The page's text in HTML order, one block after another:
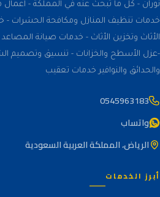
نوران - كل ما تبحث عنه في المملكة - اعمال
خدمات تنظيف المنازل ومكافحة الحشرات -
الأثاث وتخزين الأثاث - خدمات صيانة المصاعد
-عزل الأسطح والخزانات - تنسيق وتصميم
والحدائق والنوافير خدمات تعقيب
0545963183
واتساب
الرياض، المملكة العربية السعودية
أبرز الخدمات